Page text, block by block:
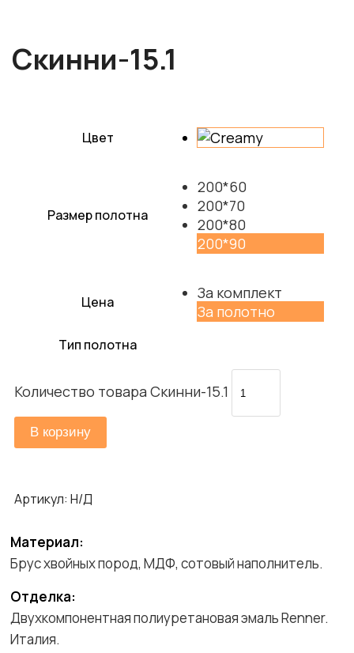
Скинни-15.1
Цвет
Размер полотна
200*60
200*70
200*80
200*90
Цена
За комплект
За полотно
Тип полотна
Количество товара Скинни-15.1
В корзину
Артикул: Н/Д
Материал:
Брус хвойных пород, МДФ, сотовый наполнитель.
Отделка:
Двухкомпонентная полиуретановая эмаль Renner.
Италия.